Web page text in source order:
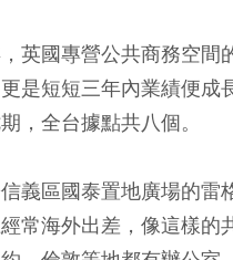
英國專營公共商務空間
是短短三年內業績便
，全台據點共八個。
義區國泰置地廣場的
常海外出差，像這樣